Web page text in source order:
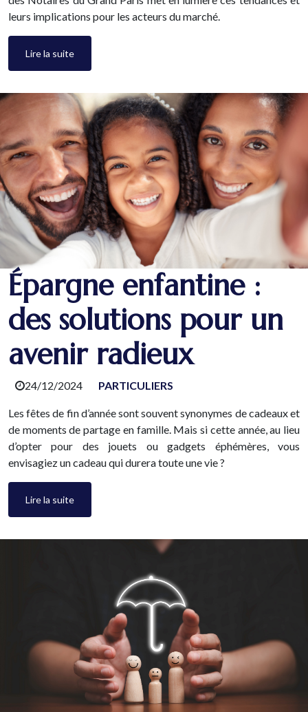
leurs implications pour les acteurs du marché.
Lire la suite
Épargne enfantine :
des solutions pour un
avenir radieux
24/12/2024 PARTICULIERS
Les fêtes de fin d’année sont souvent synonymes de cadeaux et
de moments de partage en famille. Mais si cette année, au lieu
d’opter pour des jouets ou gadgets éphémères, vous
envisagiez un cadeau qui durera toute une vie ?
Lire la suite